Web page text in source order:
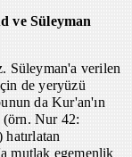
ve Süleyman
Süleyman'a verilen
de yeryüzü
da Kur'an'ın
(örn. Nur 42:
mutlak egemenlik